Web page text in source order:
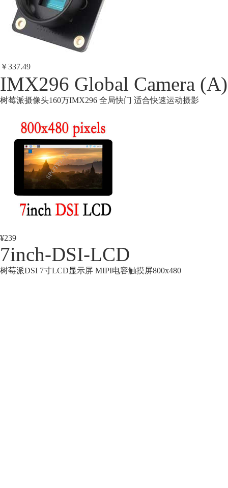
￥337.49
IMX296 Global Camera (A)
树莓派摄像头160万IMX296 全局快门 适合快速运动摄影
¥239
7inch-DSI-LCD
树莓派DSI 7寸LCD显示屏 MIPI电容触摸屏800x480